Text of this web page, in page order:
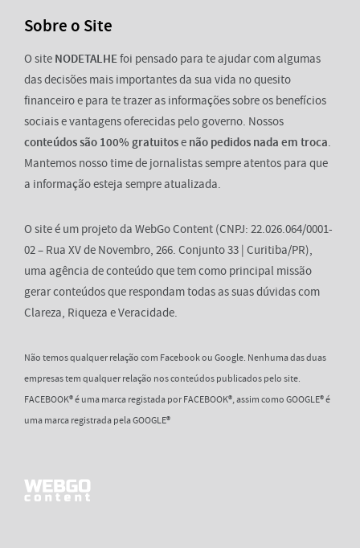
Sobre o Site
O site NODETALHEfoi pensado para te ajudar com algumas
das decisões mais importantes da sua vida no quesito
financeiro e para te trazer as informações sobre os benefícios
sociais e vantagens oferecidas pelo governo. Nossos
conteúdos são 100% gratuitose não pedidos nada em troca.
Mantemos nosso time de jornalistas sempre atentos para que
a informação esteja sempre atualizada.
O site é um projeto da WebGo Content (CNPJ: 22.026.064/0001-
02 – Rua XV de Novembro, 266. Conjunto 33 | Curitiba/PR),
uma agência de conteúdo que tem como principal missão
gerar conteúdos que respondam todas as suas dúvidas com
Clareza, Riqueza e Veracidade.
Não temos qualquer relação com Facebook ou Google. Nenhuma das duas
empresas tem qualquer relação nos conteúdos publicados pelo site.
FACEBOOK® é uma marca registada por FACEBOOK®, assim como GOOGLE® é
uma marca registrada pela GOOGLE®